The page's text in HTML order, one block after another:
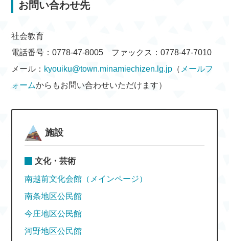
お問い合わせ先
社会教育
電話番号：0778-47-8005 ファックス：0778-47-7010
メール： kyouiku@town.minamiechizen.lg.jp （ メールフ
ォームからもお問い合わせいただけます）
施設
文化・芸術
南越前文化会館（メインページ）
南条地区公民館
今庄地区公民館
河野地区公民館